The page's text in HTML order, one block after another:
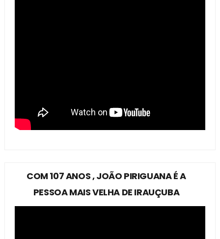
COM 107 ANOS , JOÃO PIRIGUANA É A
PESSOA MAIS VELHA DE IRAUÇUBA